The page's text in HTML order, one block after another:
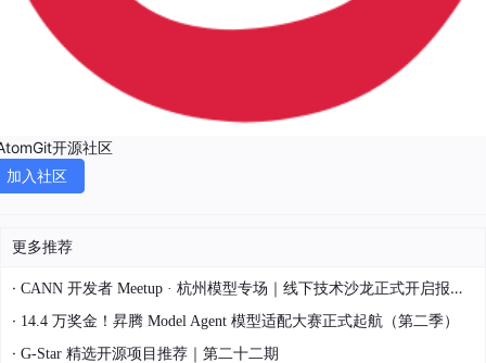
开源社区
加入社区
更多推荐
· CANN 开发者 Meetup · 杭州模型专场｜线下技术沙龙正式开启报名！
· 14.4 万奖金！昇腾 Model Agent 模型适配大赛正式起航（第二季）
· G-Star 精选开源项目推荐｜第二十二期